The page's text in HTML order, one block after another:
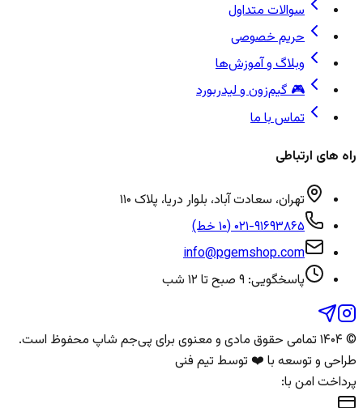
سوالات متداول
حریم خصوصی
وبلاگ و آموزش‌ها
🎮 گیم‌زون و لیدربورد
تماس با ما
راه های ارتباطی
تهران، سعادت آباد، بلوار دریا، پلاک ۱۱۰
۰۲۱-۹۱۶۹۳۸۶۵ (۱۰ خط)
info@pgemshop.com
پاسخگویی: ۹ صبح تا ۱۲ شب
© ۱۴۰۴ تمامی حقوق مادی و معنوی برای پی‌جم شاپ محفوظ است.
طراحی و توسعه با ❤️ توسط تیم فنی
پرداخت امن با: